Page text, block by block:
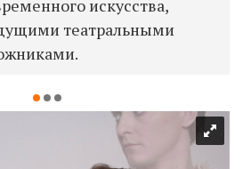
искусства,
театральными